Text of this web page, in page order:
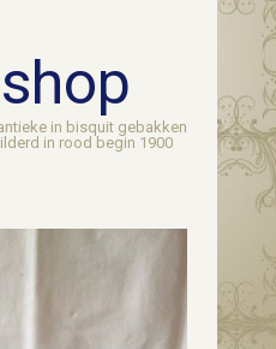
in bisquit gebakken
in rood begin 1900